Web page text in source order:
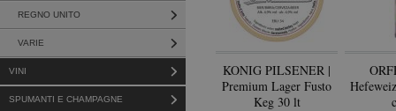
REGNO UNITO
VARIE
VINI
SPUMANTI E CHAMPAGNE
KONIG PILSENER |
Premium Lager Fusto
Keg 30 lt